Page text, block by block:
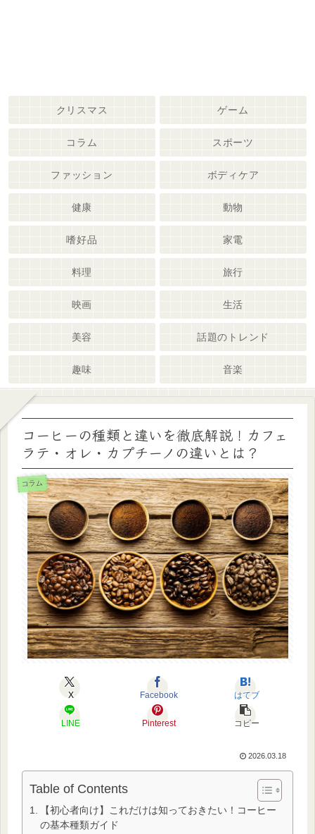
クリスマス ゲーム
コラム スポーツ
ファッション ボディケア
健康 動物
嗜好品 家電
料理 旅行
映画 生活
美容 話題のトレンド
趣味 音楽
コーヒーの種類と違いを徹底解説！カフェ
ラテ・オレ・カプチーノの違いとは？
コラム
X Facebook はてブ
LINE Pinterest コピー
2026.03.18
Table of Contents
【初心者向け】これだけは知っておきたい！コーヒー
の基本種類ガイド